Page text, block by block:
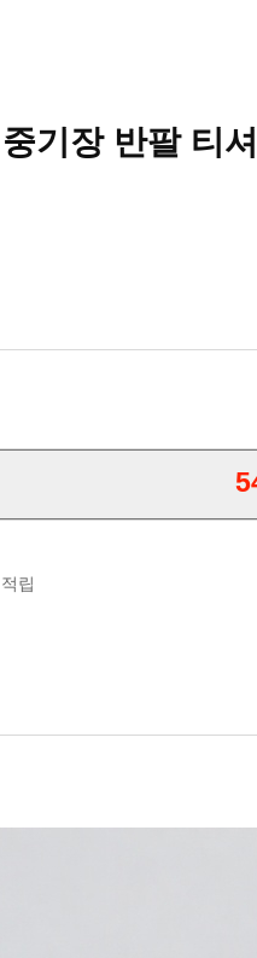
기장 반팔 티
원 이상 구매시)
립